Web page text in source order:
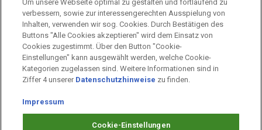
Impressum
Unternehmen
Arbeiten bei PAYBACK
Fragen & Hilfe
Datenschutz
Cookie-Einstellungen
Um unsere Webseite optimal zu gestalten und fortlaufend zu
verbessern, sowie zur interessengerechten Ausspielung von
Inhalten, verwenden wir sog. Cookies. Durch Bestätigen des
Buttons "Alle Cookies akzeptieren" wird dem Einsatz von
Cookies zugestimmt. Über den Button "Cookie-
Einstellungen" kann ausgewählt werden, welche Cookie-
Kategorien zugelassen sind. Weitere Informationen sind in
Ziffer 4 unserer Datenschutzhinweise zu finden.
Impressum
Cookie-Einstellungen